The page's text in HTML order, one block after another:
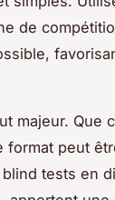
de
majeur. Que
format peut
tests en